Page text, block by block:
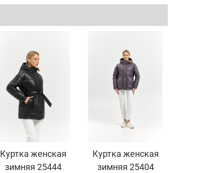
Куртка женская
зимняя 25444
Куртка женская
зимняя 25404